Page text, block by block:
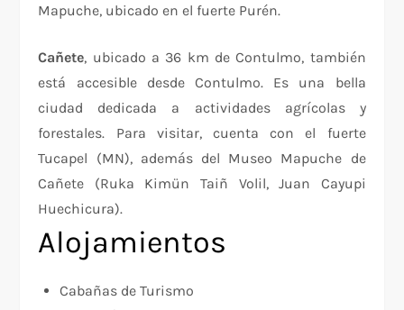
Mapuche, ubicado en el fuerte Purén.
Cañete, ubicado a 36 km de Contulmo, también
está accesible desde Contulmo. Es una bella
ciudad dedicada a actividades agrícolas y
forestales. Para visitar, cuenta con el fuerte
Tucapel (MN), además del Museo Mapuche de
Cañete (Ruka Kimün Taiñ Volil, Juan Cayupi
Huechicura).
Alojamientos
Cabañas de Turismo